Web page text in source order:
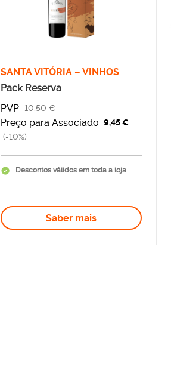
SANTA VITÓRIA – VINHOS
Pack Reserva
PVP 10,50 €
Preço para Associado 9,45 €
(-10%)
Descontos válidos em toda a loja
Saber mais